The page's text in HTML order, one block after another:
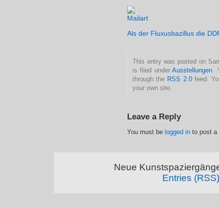
Als der Fluxusbazillus die
This entry was posted on
is filed underAusstellungen .
through the RSS 2.0feed.
your own site.
Leave a Reply
You must be logged in to post a
Neue
Entries (RSS)